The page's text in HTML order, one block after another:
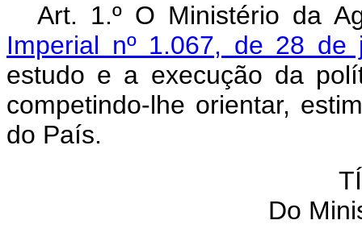
Art. 1.º O Ministério da
Imperial nº 1.067, de 28 de
estudo e a execução da
competindo-lhe orientar,
do País.
Do